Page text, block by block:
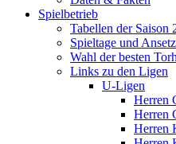
Spielbetrieb
Tabellen der Saison
Spieltage und
Wahl der besten
Links zu den Ligen
U-Ligen
Herren
Herren
Herren